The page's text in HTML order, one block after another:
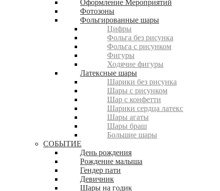
Оформление Мероприятий
Фотозоны
Фольгированные шары
Цифры
Фольга без рисунка
Фольга с рисунком
Фигуры
Ходячие фигуры
Латексные шары
Шарики без рисунка
Шары с рисунком
Шар с конфетти
Шарики сердца латекс
Шары агаты
Шары браш
Большие шары
СОБЫТИЕ
День рождения
Рождение малыша
Гендер пати
Девичник
Шары на годик